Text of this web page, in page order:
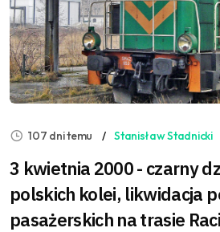
107 dni temu Stanisław Stadnicki
3 kwietnia 2000 - czarny
polskich kolei, likwidacja
pasażerskich na trasie